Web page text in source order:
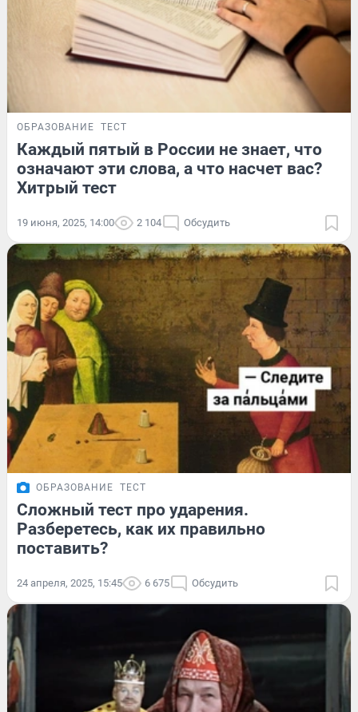
ОБРАЗОВАНИЕ ТЕСТ
Каждый пятый в России не знает, что
означают эти слова, а что насчет вас?
Хитрый тест
19 июня, 2025, 14:00 2 104 Обсудить
ОБРАЗОВАНИЕ ТЕСТ
Сложный тест про ударения.
Разберетесь, как их правильно
поставить?
24 апреля, 2025, 15:45 6 675 Обсудить